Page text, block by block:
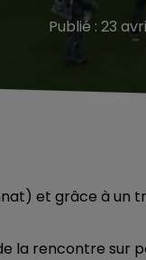
Publié : 23
et grâce à un
la rencontre sur